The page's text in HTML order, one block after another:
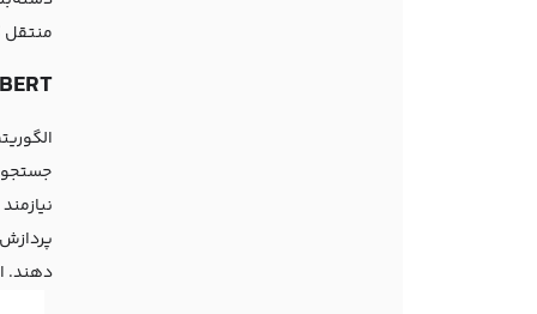
منتقل
BERT در چه مواردی استفاده می‌شود؟
جستجو
دهند.